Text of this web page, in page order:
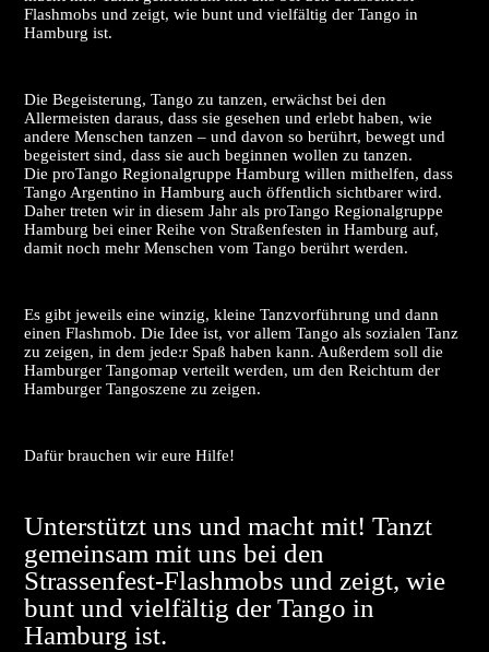
Flashmobs und zeigt, wie bunt und vielfältig der Tango in
Hamburg ist.
Die Begeisterung, Tango zu tanzen, erwächst bei den
Allermeisten daraus, dass sie gesehen und erlebt haben, wie
andere Menschen tanzen – und davon so berührt, bewegt und
begeistert sind, dass sie auch beginnen wollen zu tanzen.
Die proTango Regionalgruppe Hamburg willen mithelfen, dass
Tango Argentino in Hamburg auch öffentlich sichtbarer wird.
Daher treten wir in diesem Jahr als proTango Regionalgruppe
Hamburg bei einer Reihe von Straßenfesten in Hamburg auf,
damit noch mehr Menschen vom Tango berührt werden.
Es gibt jeweils eine winzig, kleine Tanzvorführung und dann
einen Flashmob. Die Idee ist, vor allem Tango als sozialen Tanz
zu zeigen, in dem jede:r Spaß haben kann. Außerdem soll die
Hamburger Tangomap verteilt werden, um den Reichtum der
Hamburger Tangoszene zu zeigen.
Dafür brauchen wir eure Hilfe!
Unterstützt uns und macht mit! Tanzt
gemeinsam mit uns bei den
Strassenfest-Flashmobs und zeigt, wie
bunt und vielfältig der Tango in
Hamburg ist.